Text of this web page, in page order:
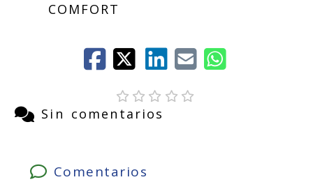
COMFORT
Sin comentarios
Comentarios